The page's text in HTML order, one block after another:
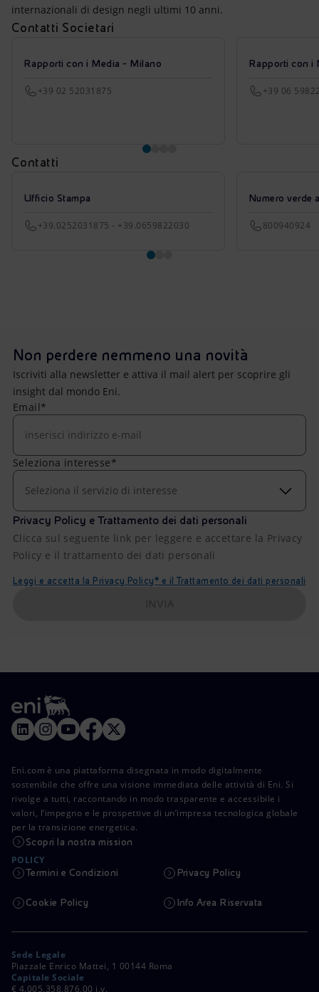
internazionali di design negli ultimi 10 anni.
Contatti Societari
Rapporti con i Media - Milano
+39 02 52031875
Rapporti con i
+39 06
Contatti
Ufficio Stampa
+39.0252031875 - +39.0659822030
Numero verde
800940924
Non perdere nemmeno una novità
Iscriviti alla newsletter e attiva il mail alert per scoprire gli
insight dal mondo Eni.
Email*
Seleziona interesse*
Seleziona il servizio di interesse
Privacy Policy e Trattamento dei dati personali
Clicca sul seguente link per leggere e accettare la Privacy
Policy e il trattamento dei dati personali
Leggi e accetta la Privacy Policy* e il Trattamento dei dati personali
Eni.com è una piattaforma disegnata in modo digitalmente
sostenibile che offre una visione immediata delle attività di Eni. Si
rivolge a tutti, raccontando in modo trasparente e accessibile i
valori, l’impegno e le prospettive di un’impresa tecnologica globale
per la transizione energetica.
Scopri la nostra mission
POLICY
Termini e Condizioni Privacy Policy
Cookie Policy Info Area Riservata
Sede Legale
Piazzale Enrico Mattei, 1 00144 Roma
Capitale Sociale
€ 4.005.358.876,00 i.v.